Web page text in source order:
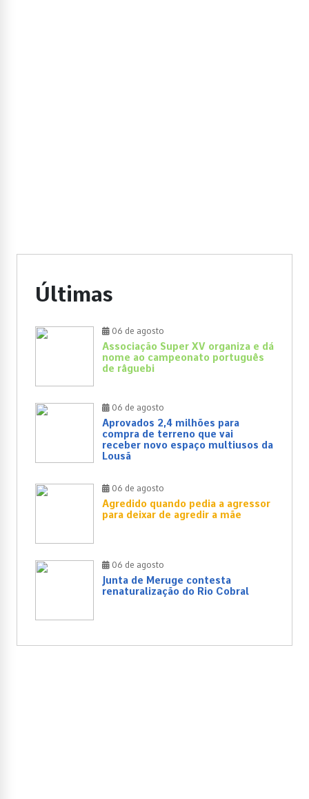
Últimas
06 de agosto
Associação Super XV organiza e dá
nome ao campeonato português
de râguebi
06 de agosto
Aprovados 2,4 milhões para
compra de terreno que vai
receber novo espaço multiusos da
Lousã
06 de agosto
Agredido quando pedia a agressor
para deixar de agredir a mãe
06 de agosto
Junta de Meruge contesta
renaturalização do Rio Cobral